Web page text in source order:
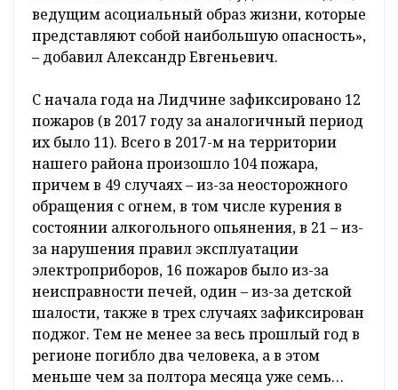
ведущим асоциальный образ жизни, которые
представляют собой наибольшую опасность»,
– добавил Александр Евгеньевич.
С начала года на Лидчине зафиксировано 12
пожаров (в 2017 году за аналогичный период
их было 11). Всего в 2017-м на территории
нашего района произошло 104 пожара,
причем в 49 случаях – из-за неосторожного
обращения с огнем, в том числе курения в
состоянии алкогольного опьянения, в 21 – из-
за нарушения правил эксплуатации
электроприборов, 16 пожаров было из-за
неисправности печей, один – из-за детской
шалости, также в трех случаях зафиксирован
поджог. Тем не менее за весь прошлый год в
регионе погибло два человека, а в этом
меньше чем за полтора месяца уже семь…